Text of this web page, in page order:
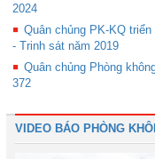
2024
Quân chủng PK-KQ
- Trinh sát năm 2019
Quân chủng Phòng
372
VIDEO BÁO PHÒNG